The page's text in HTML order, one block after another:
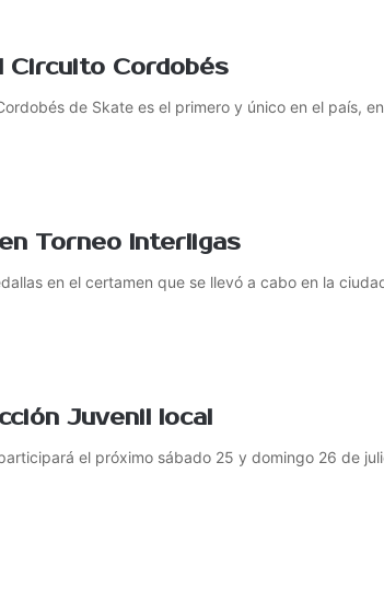
Circuito Cordobés
de Skate es el primero y único en el país,
Torneo Interligas
en el certamen que se llevó a cabo en la
Juvenil local
el próximo sábado 25 y domingo 26 de